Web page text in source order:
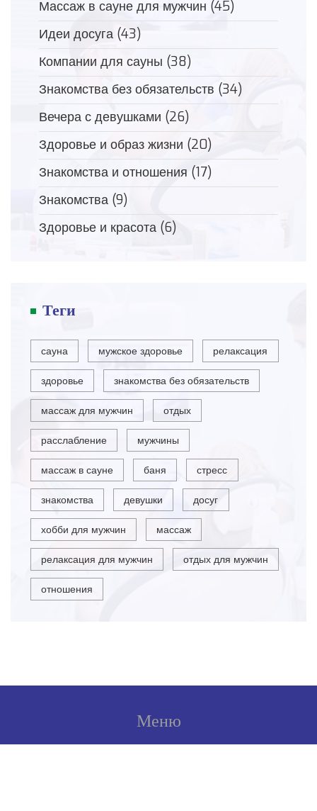
Массаж в сауне для мужчин (45)
Идеи досуга (43)
Компании для сауны (38)
Знакомства без обязательств (34)
Вечера с девушками (26)
Здоровье и образ жизни (20)
Знакомства и отношения (17)
Знакомства (9)
Здоровье и красота (6)
Теги
сауна мужское здоровье релаксация
здоровье знакомства без обязательств
массаж для мужчин отдых
расслабление мужчины
массаж в сауне баня стресс
знакомства девушки досуг
хобби для мужчин массаж
релаксация для мужчин отдых для мужчин
отношения
Меню
О нас